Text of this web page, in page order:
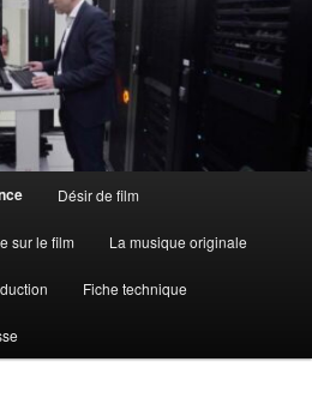
Désir de film
sur le film La musique originale
Fiche technique